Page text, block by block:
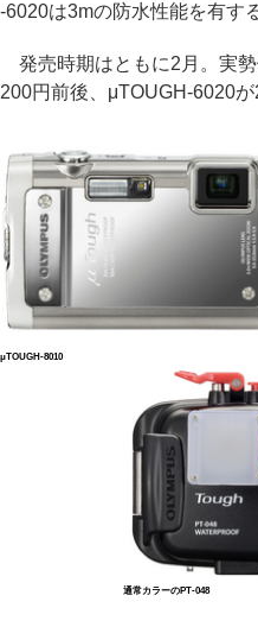
-6020は3mの防水性能を有する
発売時期はともに2月。実
200円前後、μTOUGH-6020が
μTOUGH-8010
通常カラーのPT-048